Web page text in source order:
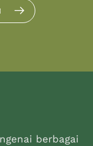
berbagai